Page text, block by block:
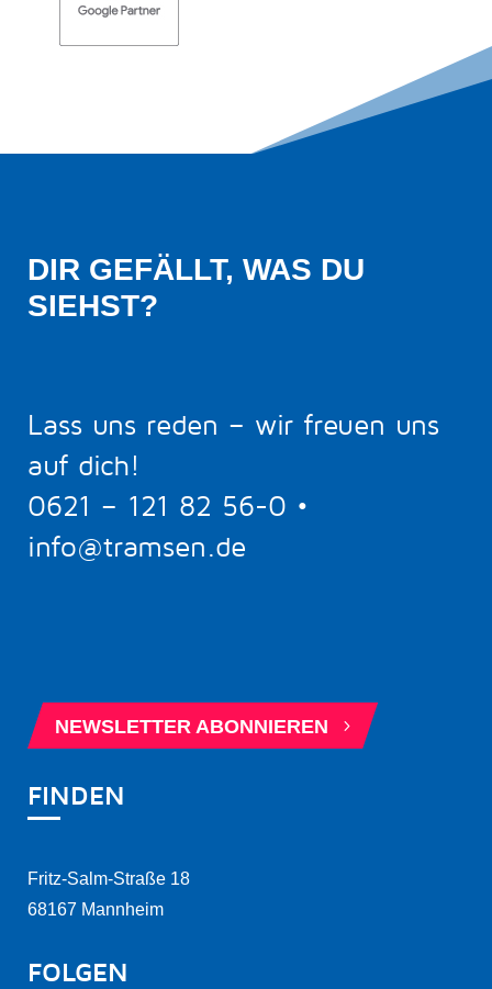
DIR GEFÄLLT, WAS DU
SIEHST?
Lass uns reden – wir freuen uns
auf dich!
0621 – 121 82 56-0 •
info@tramsen.de
NEWSLETTER ABONNIEREN 5
FINDEN
Fritz-Salm-Straße 18
68167 Mannheim
FOLGEN